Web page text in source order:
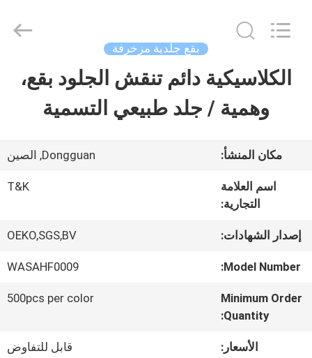
منزل
المنتجات
حول
جولة
في
المعمل
Garment
Accessories
Rights
Reserved.
بقع جلدية مزخرفة
الكلاسيكية دائم تنقش الجلود بقع،
وهمية / جلد طبيعي التسمية
مكان المنشأ: Dongguan, الصين
اسم العلامة
التجارية:
T&K
إصدار الشهادات: OEKO,SGS,BV
Model Number:
WASAHF0009
Minimum Order
Quantity:
500pcs per color
الأسعار: قابل للتفاوض